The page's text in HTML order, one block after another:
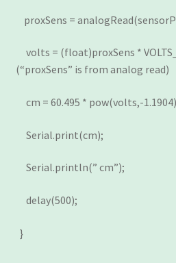
proxSens =
volts = (float)proxSens *
(“proxSens” is from analog read)
cm = 60.495 * pow(volts,-
Serial.print(cm);
Serial.println(” cm”);
delay(500);
}